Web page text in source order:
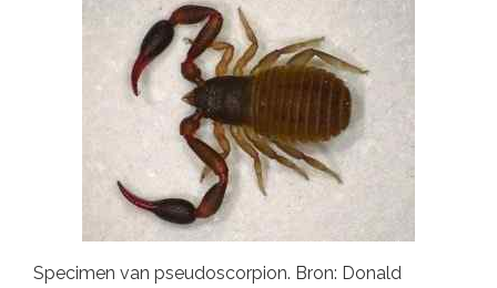
Specimen van pseudoscorpion. Bron: Donald